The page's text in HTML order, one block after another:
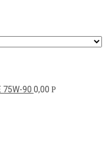
90 0,00 Р